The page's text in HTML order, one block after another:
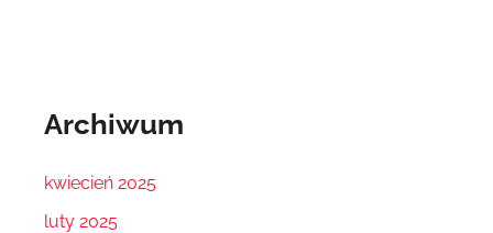
Archiwum
kwiecień 2025
luty 2025